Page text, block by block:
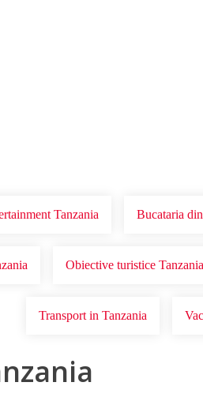
DE NERATAT
Tanzania Bucataria
Obiective turistice Tanzania
Transport in Tanzania